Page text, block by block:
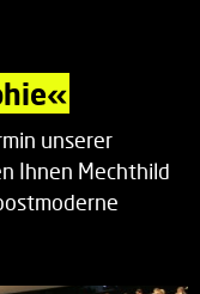
unserer
Ihnen Mechthild